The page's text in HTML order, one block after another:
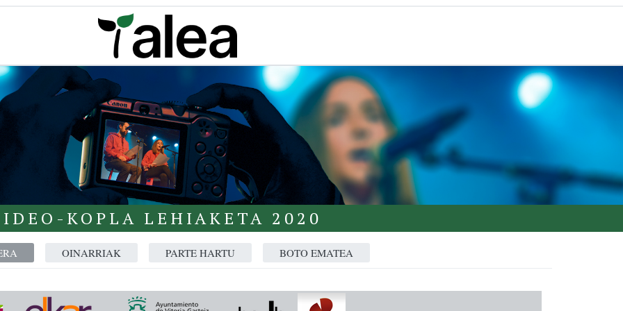
KOPLA LEHIAKETA 2020
OINARRIAK PARTE HARTU BOTO EMATEA